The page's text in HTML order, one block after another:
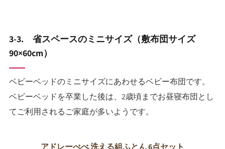
3-3. 省スペースのミニサイズ（敷布団サイズ
90×60cm）
ベビーベッドのミニサイズにあわせるベビー布団です。
ベビーベッドを卒業した後は、2歳頃までお昼寝布団とし
てご利用されるご家庭が多いようです。
アドレーべべ 洗える組ふとん 6点セット